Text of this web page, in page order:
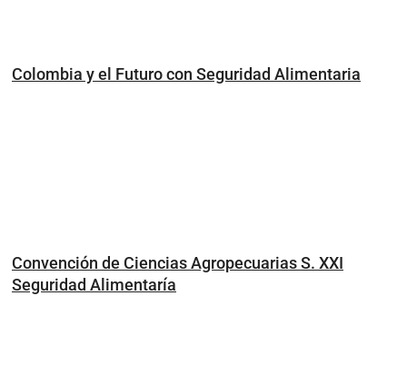
Colombia y el Futuro con Seguridad Alimentaria
Convención de Ciencias Agropecuarias S. XXI
Seguridad Alimentaría